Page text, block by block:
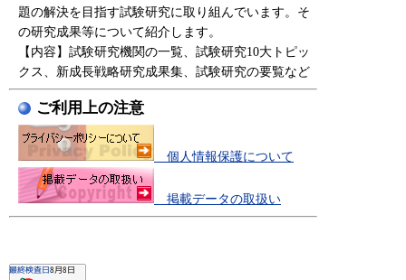
題の解決を目指す試験研究に取り組んでいます。そ
の研究成果等について紹介します。
【内容】試験研究機関の一覧、試験研究10大トピッ
クス、新成長戦略研究成果集、試験研究の要覧など
ご利用上の注意
個人情報保護について
掲載データの取扱い